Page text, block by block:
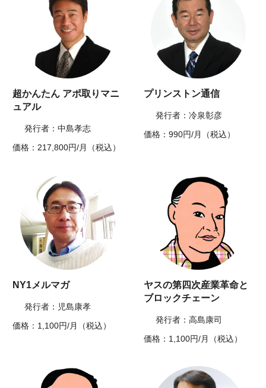
超かんたん アポ取りマニ
ュアル
発行者：中島孝志
価格：217,800円/月（税込）
プリンストン通信
発行者：冷泉彰彦
価格：990円/月（税込）
NY1メルマガ
発行者：児島康孝
価格：1,100円/月（税込）
ヤスの第四次産業革命と
ブロックチェーン
発行者：高島康司
価格：1,100円/月（税込）